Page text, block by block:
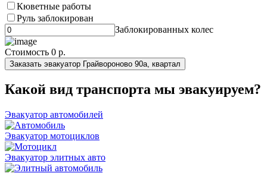
Кюветные работы
Руль заблокирован
Заблокированных колес
Стоимость 0 р.
Заказать эвакуатор Грайвороново 90а, квартал
Какой вид транспорта мы эвакуируем?
Эвакуатор автомобилей
Эвакуатор мотоциклов
Эвакуатор элитных авто